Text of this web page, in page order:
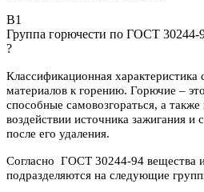
B1
Группа горючести по ГОСТ 30244-
?
Классификационная характеристика
материалов к горению. Горючие –
способные самовозгораться, а также
воздействии источника зажигания и
после его удаления.
Согласно ГОСТ 30244-94 вещества
подразделяются на следующие